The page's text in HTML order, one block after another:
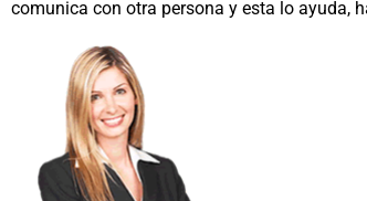
comunica con otra persona y esta lo ayuda,